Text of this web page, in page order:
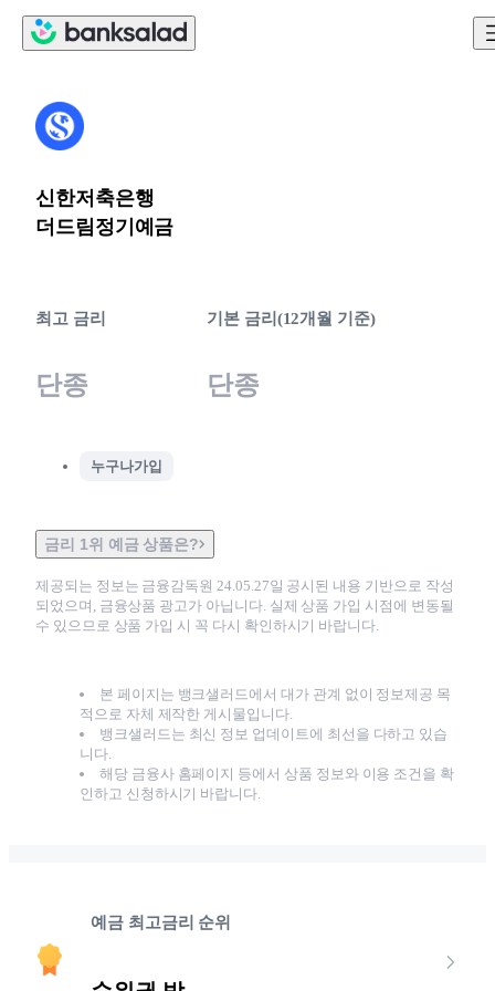
신한저축은행
더드림정기예금
최고 금리
단종
기본 금리(12개월 기준)
단종
누구나가입
금리 1위 예금 상품은?
제공되는 정보는 금융감독원24.05.27일 공시된 내용 기반으로 작성
되었으며, 금융상품 광고가 아닙니다. 실제 상품 가입 시점에 변동될
수 있으므로 상품 가입 시 꼭 다시 확인하시기 바랍니다.
본 페이지는 뱅크샐러드에서 대가 관계 없이 정보제공 목
적으로 자체 제작한 게시물입니다.
뱅크샐러드는 최신 정보 업데이트에 최선을 다하고 있습
니다.
해당 금융사 홈페이지 등에서 상품 정보와 이용 조건을 확
인하고 신청하시기 바랍니다.
예금 최고금리 순위